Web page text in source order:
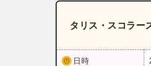
タリス・スコラー
日時